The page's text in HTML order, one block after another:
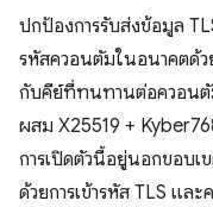
ปกป้องการรับส่งข้อมูล
รหัสควอนตัมในอนาคตด้ว
กับคีย์ที่ทนทานต่อควอน
ผสม X25519 +
การเปิดตัวนี้อยู่นอกขอบ
ด้วยการเข้ารหัส TLS แล